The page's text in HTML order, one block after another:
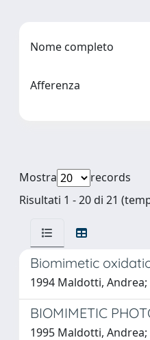
Nome completo
Afferenza
Mostra
records
Risultati 1 - 20 di 21
Biomimetic
1994 Maldotti,
BIOMIMETIC
1995 Maldotti, Andrea;